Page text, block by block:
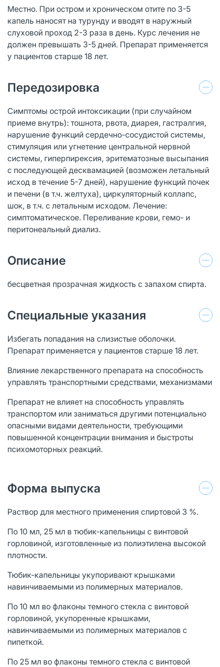
Местно. При остром и хроническом отите по 3-5
капель наносят на турунду и вводят в наружный
слуховой проход 2-3 раза в день. Курс лечения не
должен превышать 3-5 дней. Препарат применяется
у пациентов старше 18 лет.
Передозировка
Симптомы острой интоксикации (при случайном
приеме внутрь): тошнота, рвота, диарея, гастралгия,
нарушение функций сердечно-сосудистой системы,
стимуляция или угнетение центральной нервной
системы, гиперпирексия, эритематозные высыпания
с последующей десквамацией (возможен летальный
исход в течение 5-7 дней), нарушение функций почек
и печени (в т.ч. желтуха), циркуляторный коллапс,
шок, в т.ч. с летальным исходом. Лечение:
симптоматическое. Переливание крови, гемо- и
перитонеальный диализ.
Описание
бесцветная прозрачная жидкость с запахом спирта.
Специальные указания
Избегать попадания на слизистые оболочки.
Препарат применяется у пациентов старше 18 лет.
Влияние лекарственного препарата на способность
управлять транспортными средствами, механизмами
Препарат не влияет на способность управлять
транспортом или заниматься другими потенциально
опасными видами деятельности, требующими
повышенной концентрации внимания и быстроты
психомоторных реакций.
Форма выпуска
Раствор для местного применения спиртовой 3 %.
По 10 мл, 25 мл в тюбик-капельницы с винтовой
горловиной, изготовленные из полиэтилена высокой
плотности.
Тюбик-капельницы укупоривают крышками
навинчиваемыми из полимерных материалов.
По 10 мл во флаконы темного стекла с винтовой
горловиной, укупоренные крышками,
навинчиваемыми из полимерных материалов с
пипеткой.
По 25 мл во флаконы темного стекла с винтовой